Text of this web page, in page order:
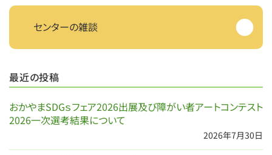
センターの雑談
最近の投稿
おかやまSDGｓフェア2026出展及び障がい者アートコンテスト
2026一次選考結果について
2026年7月30日